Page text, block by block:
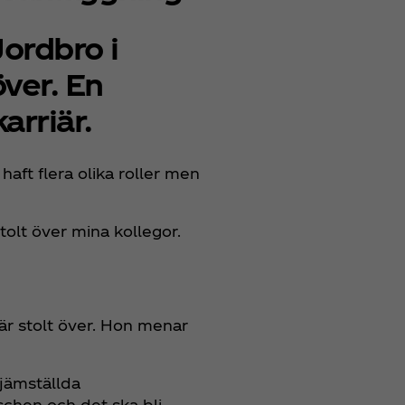
i
En
flera olika roller men
över mina kollegor.
stolt över. Hon menar